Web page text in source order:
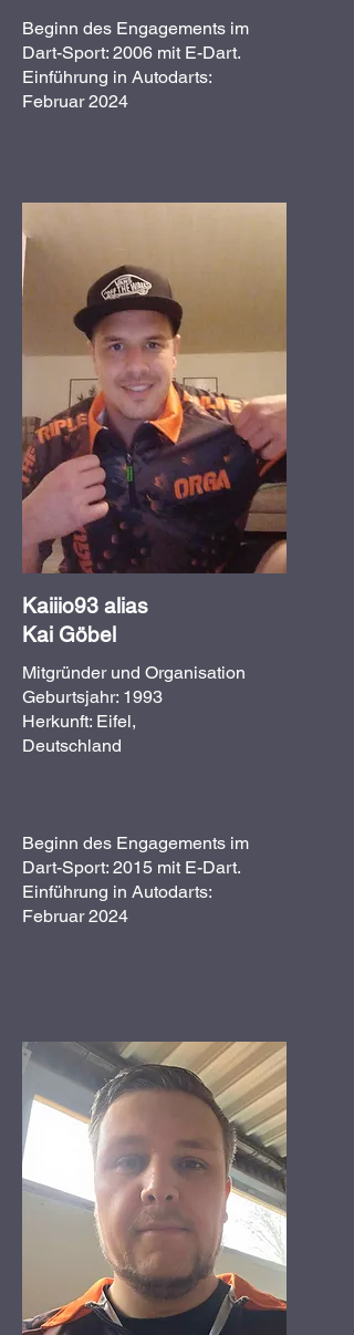
Beginn des Engagements im
Dart-Sport: 2006 mit E-Dart.
Einführung in Autodarts:
Februar 2024
Kaiiio93 alias
Kai Göbel
Mitgründer und Organisation
Geburtsjahr: 1993
Herkunft: Eifel,
Deutschland
Beginn des Engagements im
Dart-Sport: 2015 mit E-Dart.
Einführung in Autodarts:
Februar 2024